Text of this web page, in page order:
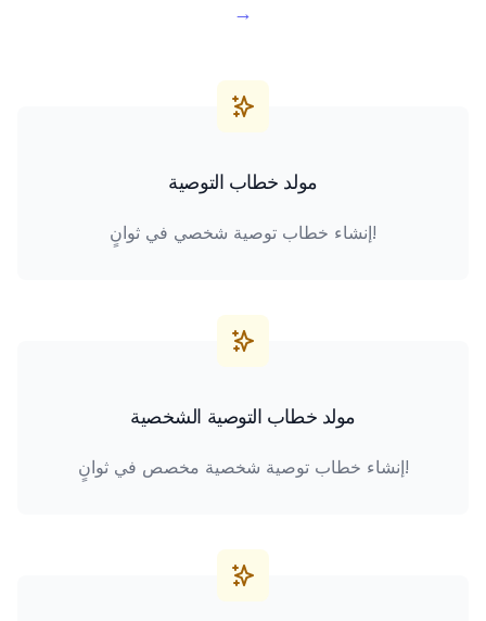
→
مولد خطاب التوصية
إنشاء خطاب توصية شخصي في ثوانٍ!
مولد خطاب التوصية الشخصية
إنشاء خطاب توصية شخصية مخصص في ثوانٍ!